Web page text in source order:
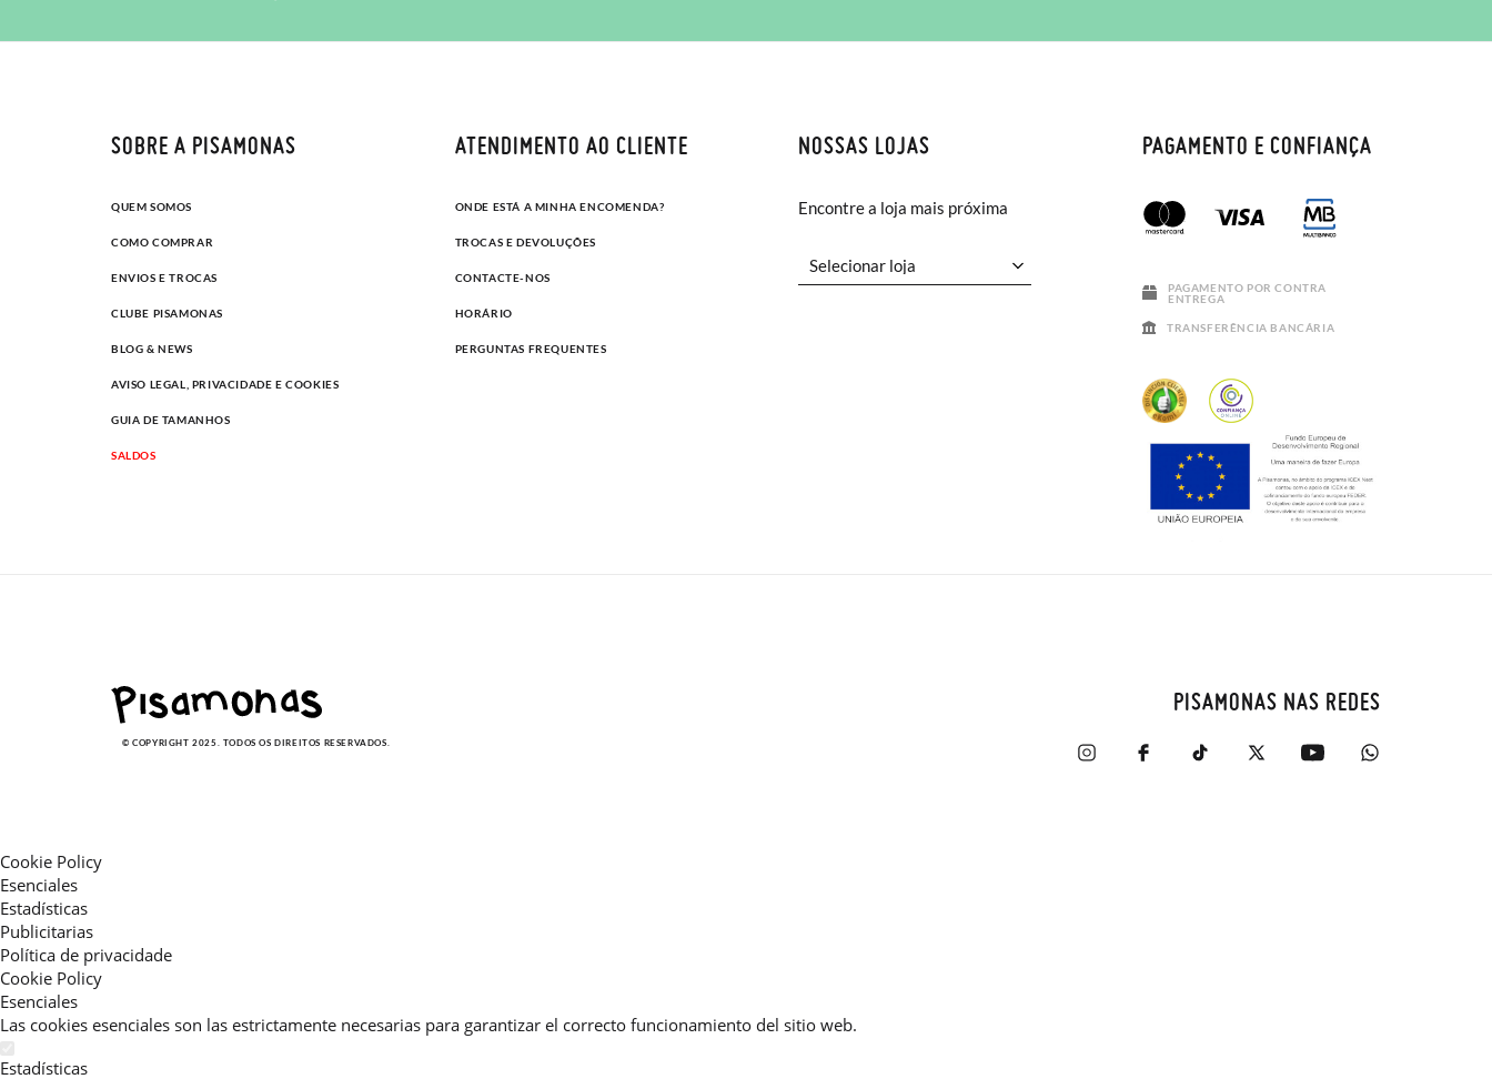
SOBRE A PISAMONAS
QUEM SOMOS
COMO COMPRAR
ENVIOS E TROCAS
CLUBE PISAMONAS
BLOG & NEWS
AVISO LEGAL, PRIVACIDADE E COOKIES
GUIA DE TAMANHOS
SALDOS
ATENDIMENTO AO CLIENTE
ONDE ESTÁ A MINHA ENCOMENDA?
TROCAS E DEVOLUÇÕES
CONTACTE-NOS
HORÁRIO
PERGUNTAS FREQUENTES
NOSSAS LOJAS
Encontre a loja mais próxima
PAGAMENTO E CONFIANÇA
PAGAMENTO POR CONTRA
ENTREGA
TRANSFERÊNCIA BANCÁRIA
© COPYRIGHT 2025. TODOS OS DIREITOS RESERVADOS.
PISAMONAS NAS REDES
Cookie Policy
Esenciales
Estadísticas
Publicitarias
Política de privacidade
Cookie Policy
Esenciales
Las cookies esenciales son las estrictamente necesarias para garantizar el correcto funcionamiento del sitio web.
Estadísticas